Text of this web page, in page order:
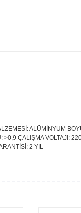
ALÜMİNYUM
>0,9 ÇALIŞMA VOLTAJI:
2 YIL